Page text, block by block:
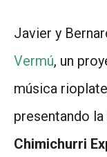
Javier y
Vermú, un
música
presentando la
Chimichurri